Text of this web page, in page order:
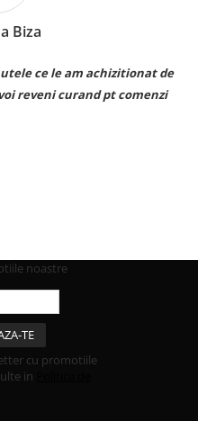
le am achizitionat de
curand pt comenzi
noastre
cu promotiile
in